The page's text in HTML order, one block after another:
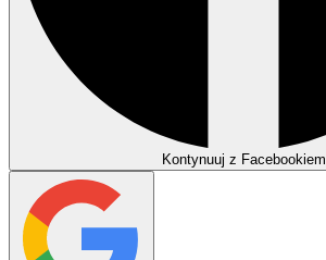
Kontynuuj z Facebookiem